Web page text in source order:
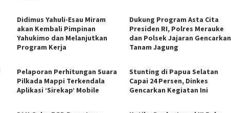
Didimus Yahuli-Esau Miram
akan Kembali Pimpinan
Yahukimo dan Melanjutkan
Program Kerja
Dukung Program Asta Cita
Presiden RI, Polres Merauke
dan Polsek Jajaran Gencarkan
Tanam Jagung
Pelaporan Perhitungan Suara
Pilkada Mappi Terkendala
Aplikasi ‘Sirekap’ Mobile
Stunting di Papua Selatan
Capai 24 Persen, Dinkes
Gencarkan Kegiatan Ini